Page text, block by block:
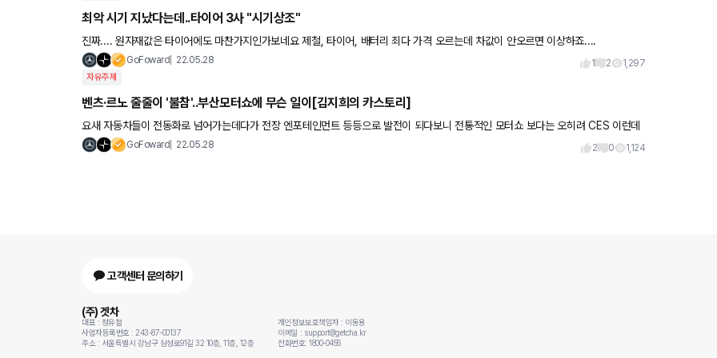
최악 시기 지났다는데..타이어 3사 "시기상조"
진짜.... 원자재값은 타이어에도 마찬가지인가보네요 제철, 타이어, 배터리 죄다 가격 오르는데 차값이 안오르면 이상하죠....
GoFoward 22.05.28 1 2 1,297
자유주제
벤츠·르노 줄줄이 '불참'..부산모터쇼에 무슨 일이[김지희의 카스토리]
요새 자동차들이 전동화로 넘어가는데다가 전장 엔포테인먼트 등등으로 발전이 되다보니 전통적인 모터쇼 보다는 오히려 CES 이런데
자동차 회사들이 더 많이 나오더군요 모터쇼들도 이제 슬 고민해볼때가..
GoFoward 22.05.28 2 0 1,124
고객센터 문의하기
(주) 겟차
대표 : 정유철
사업자등록번호 : 243-87-00137
주소 : 서울특별시 강남구 삼성로91길 32 10층, 11층, 12층
개인정보보호책임자 : 이동용
이메일 : support@getcha.kr
전화번호: 1800-0456